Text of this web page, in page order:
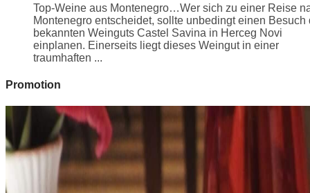
Top-Weine aus Montenegro…Wer sich zu einer Reise
Montenegro entscheidet, sollte unbedingt einen Besuch
bekannten Weinguts Castel Savina in Herceg Novi
einplanen. Einerseits liegt dieses Weingut in einer
traumhaften ...
Promotion